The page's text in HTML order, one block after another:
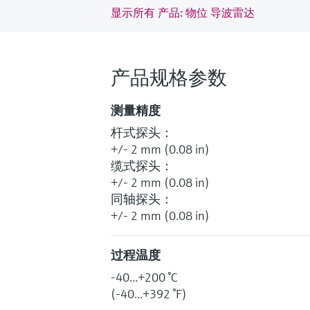
显示所有 产品: 物位 导波雷达
产品规格参数
测量精度
杆式探头：
+/- 2 mm (0.08 in)
缆式探头：
+/- 2 mm (0.08 in)
同轴探头：
+/- 2 mm (0.08 in)
过程温度
-40...+200 °C
(-40...+392 °F)